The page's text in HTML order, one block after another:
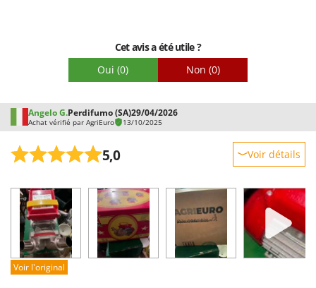
Wiper EcoRobot
Wolf Garten
Worx
Y Yard Force
Z
Zanon
Zephir
ZGrills
Zodiac
Cet avis a été utile ?
Oui (0) Non (0)
Angelo G.Perdifumo (SA)29/04/2026
Achat vérifié par AgriEuro 13/10/2025
5,0 Voir détails
Prestations
Facilité d'utilisation
Qualité / Prix
Facilité de montage
Voir l'original